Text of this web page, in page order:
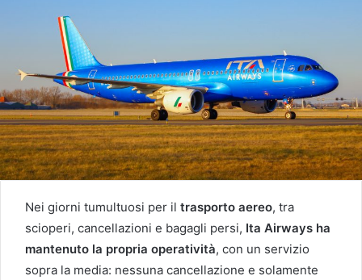
Nei giorni tumultuosi per il trasporto aereo, tra
scioperi, cancellazioni e bagagli persi, Ita Airways ha
mantenuto la propria operatività, con un servizio
sopra la media: nessuna cancellazione e solamente